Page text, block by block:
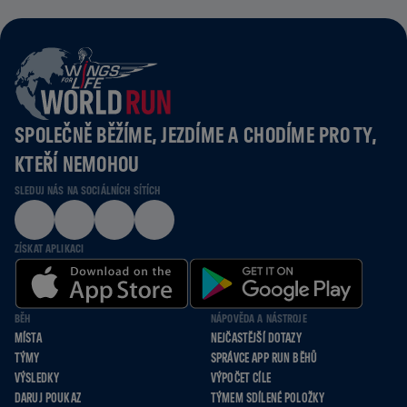
SPOLEČNĚ BĚŽÍME, JEZDÍME A CHODÍME PRO TY,
KTEŘÍ NEMOHOU
SLEDUJ NÁS NA SOCIÁLNÍCH SÍTÍCH
ZÍSKAT APLIKACI
BĚH
MÍSTA
TÝMY
VÝSLEDKY
DARUJ POUKAZ
NÁPOVĚDA A NÁSTROJE
NEJČASTĚJŠÍ DOTAZY
SPRÁVCE APP RUN BĚHŮ
VÝPOČET CÍLE
TÝMEM SDÍLENÉ POLOŽKY